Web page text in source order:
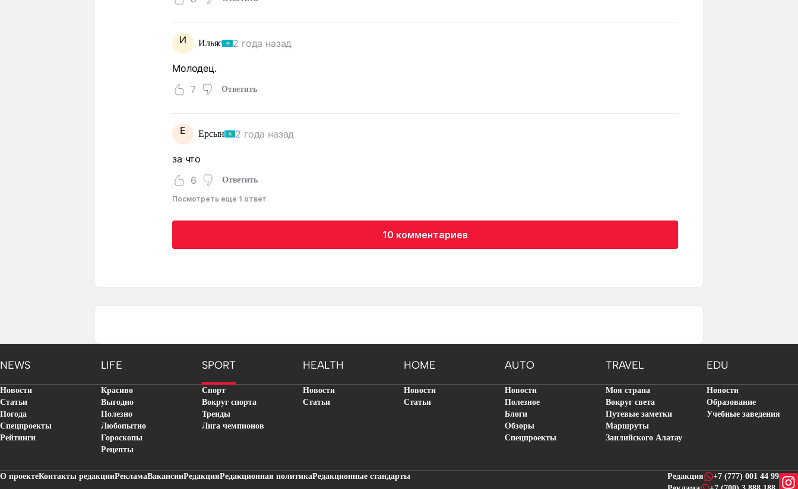
И Ильяс 2 года назад
Молодец.
7
Ответить
Е Ерсын 2 года назад
за что
6
Ответить
Посмотреть еще 1 ответ
10 комментариев
NEWS LIFE SPORT HEALTH HOME AUTO TRAVEL EDU
Новости
Статьи
Погода
Спецпроекты
Рейтинги
Красиво
Выгодно
Полезно
Любопытно
Гороскопы
Рецепты
Спорт
Вокруг спорта
Тренды
Лига чемпионов
Новости
Статьи
Новости
Статьи
Новости
Полезное
Блоги
Обзоры
Спецпроекты
Моя страна
Вокруг света
Путевые заметки
Маршруты
Заилийского Алатау
Новости
Образование
Учебные заведения
О проектеКонтакты редакцииРекламаВакансииРедакцияРедакционная политикаРедакционные стандарты Редакция
+7 (777) 001 44 99